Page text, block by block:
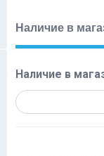
Наличие в
Наличие в